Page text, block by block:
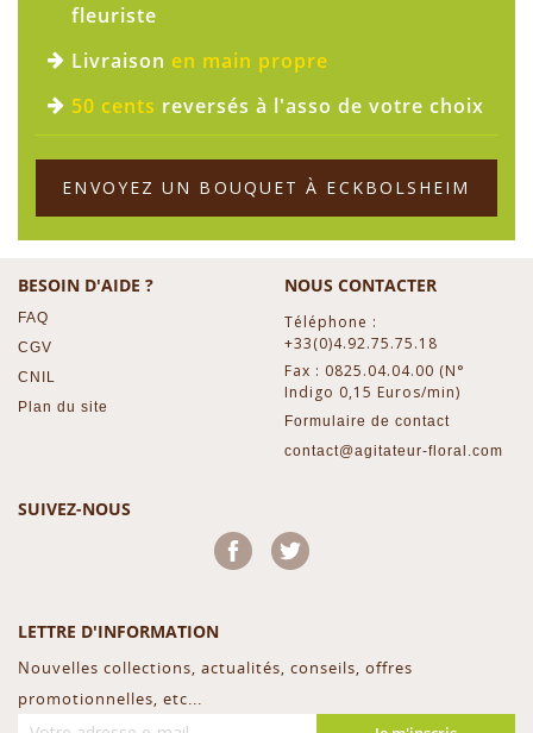
fleuriste
Livraison en main propre
50 cents reversés à l'asso de votre choix
ENVOYEZ UN BOUQUET À ECKBOLSHEIM
BESOIN D'AIDE ?
FAQ
CGV
CNIL
Plan du site
NOUS CONTACTER
Téléphone :
+33(0)4.92.75.75.18
Fax : 0825.04.04.00 (N°
Indigo 0,15 Euros/min)
Formulaire de contact
contact@agitateur-floral.com
SUIVEZ-NOUS
Facebook
LETTRE D'INFORMATION
Nouvelles collections, actualités, conseils, offres
promotionnelles, etc...